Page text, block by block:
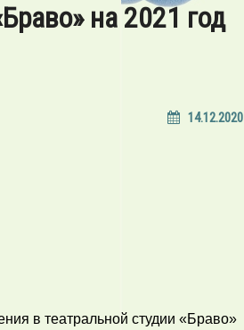
на 2021 год
14.12.2020
в театральной студии «Браво»